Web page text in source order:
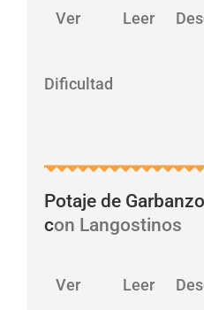
…Ver Leer
Dificultad
Potaje de
con Langostinos
…Ver Leer